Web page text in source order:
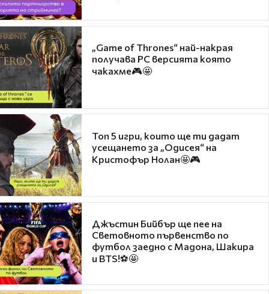
„Game of Thrones“ най-накрая
получава PC версията която
чакахме🎮🤩
Топ 5 игри, които ще ти дадат
усещането за „Одисея“ на
Кристофър Нолан🤩🎮
Джъстин Бийбър ще пее на
Световното първенство по
футбол заедно с Мадона, Шакира
и BTS!⚽🤩